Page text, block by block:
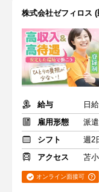
株式会社ゼフィロス
給与
日
雇用形態
派
シフト
週2
アクセス
苫
オンライン面接可